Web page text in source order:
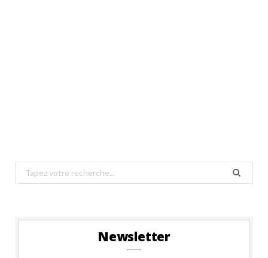
Search
for:
Newsletter